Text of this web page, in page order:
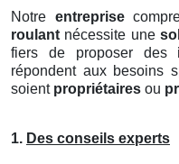
Notre entreprise
roulant nécessite une
fiers de proposer des
répondent aux besoins
soient propriétaires ou
1. Des conseils experts